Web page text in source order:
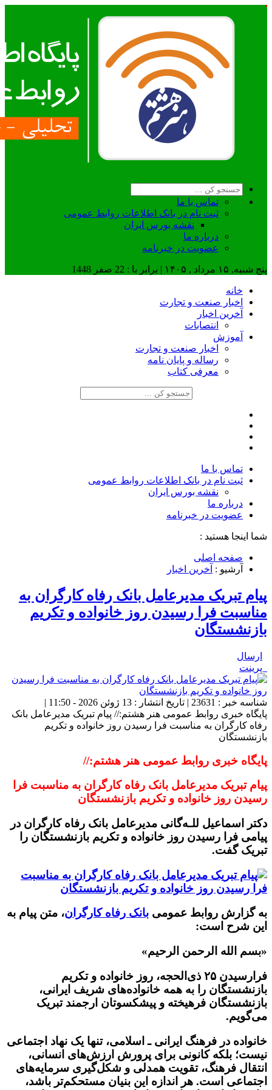
تماس با ما
ثبت نام در بانک اطلاعات روابط عمومی
نقشه بورس ایران
درباره ما
عضويت در خبرنامه
پنج شنبه, ۱۵ مرداد , ۱۴۰۵ | برابر با : 22 صفر 1448
خانه
اخبار صنعت و تجارت
آخرین اخبار
انتصابات
آموزش
اخبار صنعت و تجارت
رساله و پایان نامه
معرفی کتاب
تماس با ما
ثبت نام در بانک اطلاعات روابط عمومی
نقشه بورس ایران
درباره ما
عضويت در خبرنامه
شما اینجا هستید :
صفحه اصلی
آرشیو : آخرین اخبار
پیام تبریک مدیرعامل بانک رفاه کارگران به
مناسبت فرا رسیدن روز خانواده و تکریم
بازنشستگان
ارسال
پرینت
شناسه خبر : 23631 | تاریخ انتشار : 13 ژوئن 2026 - 11:50 |
پایگاه خبری روابط عمومی هنر هشتم:// پیام تبریک مدیرعامل بانک
رفاه کارگران به مناسبت فرا رسیدن روز خانواده و تکریم
بازنشستگان
پایگاه خبری روابط عمومی هنر هشتم://
پیام تبریک مدیرعامل بانک رفاه کارگران به مناسبت فرا
رسیدن روز خانواده و تکریم بازنشستگان
دکتر اسماعیل للـه‌گانی مدیرعامل بانک رفاه کارگران در
پیامی فرا رسیدن روز خانواده و تکریم بازنشستگان را
تبریک گفت.
به گزارش روابط عمومی بانک رفاه کارگران، متن پیام به
این شرح است:
«بسم الله الرحمن الرحیم»
فرارسیدن ۲۵ ذی‌الحجه، روز خانواده و تکریم
بازنشستگان را به همه خانواده‌های شریف ایرانی،
بازنشستگان فرهیخته و پیشکسوتان ارجمند تبریک
می‌گویم.
خانواده در فرهنگ ایرانی ـ اسلامی، تنها یک نهاد اجتماعی
نیست؛ بلکه کانونی برای پرورش ارزش‌های انسانی،
انتقال فرهنگ، تقویت همدلی و شکل‌گیری سرمایه‌های
اجتماعی است. هر اندازه این بنیان مستحکم‌تر باشد،